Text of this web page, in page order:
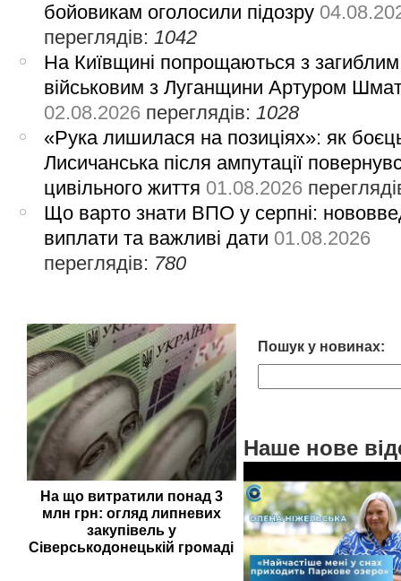
бойовикам оголосили підозру
переглядів:1042
На Київщині попрощаються з загиблим
військовим з Луганщини Артуром
02.08.2026 переглядів:1028
«Рука лишилася на позиціях»: як
Лисичанська після ампутації
цивільного життя 01.08.2026
Що варто знати ВПО у серпні:
виплати та важливі дати 01.08.2026
переглядів: 780
На що витратили понад 3
млн грн: огляд липневих
закупівель у
Сіверськодонецькій громаді
Пошук у новинах:
Наше нове